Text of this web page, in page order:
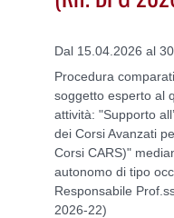
Dal 15.04.2026 al
Procedura
soggetto esperto al
attività: "Supporto
dei Corsi Avanzati
Corsi CARS)"
autonomo di tipo
Responsabile
2026-22)